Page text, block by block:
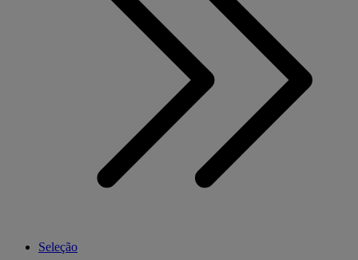
Seleção